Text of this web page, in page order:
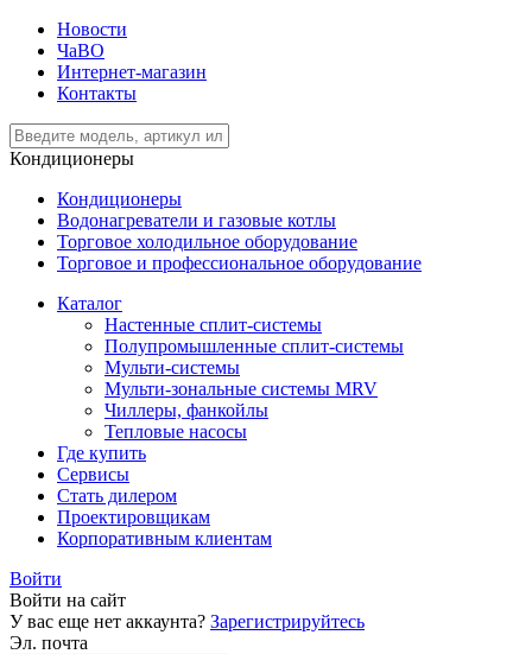
Новости
ЧаВО
Интернет-магазин
Контакты
Кондиционеры
Кондиционеры
Водонагреватели и газовые котлы
Торговое холодильное оборудование
Торговое и профессиональное оборудование
Каталог
Настенные сплит-системы
Полупромышленные сплит-системы
Мульти-системы
Мульти-зональные системы MRV
Чиллеры, фанкойлы
Тепловые насосы
Где купить
Сервисы
Стать дилером
Проектировщикам
Корпоративным клиентам
Войти
Войти на сайт
У вас еще нет аккаунта? Зарегистрируйтесь
Эл. почта